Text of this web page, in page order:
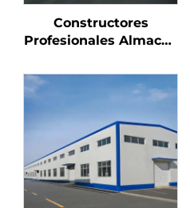
Constructores
Profesionales Almacén
Cerchas de Techo
Estructura de Marco
de Acero Edificio de
Acero